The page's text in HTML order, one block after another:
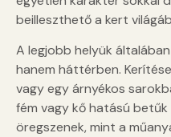
beilleszthető a kert
A legjobb helyük
hanem háttérben.
vagy egy árnyékos
fém vagy kő hatású
öregszenek, mint a